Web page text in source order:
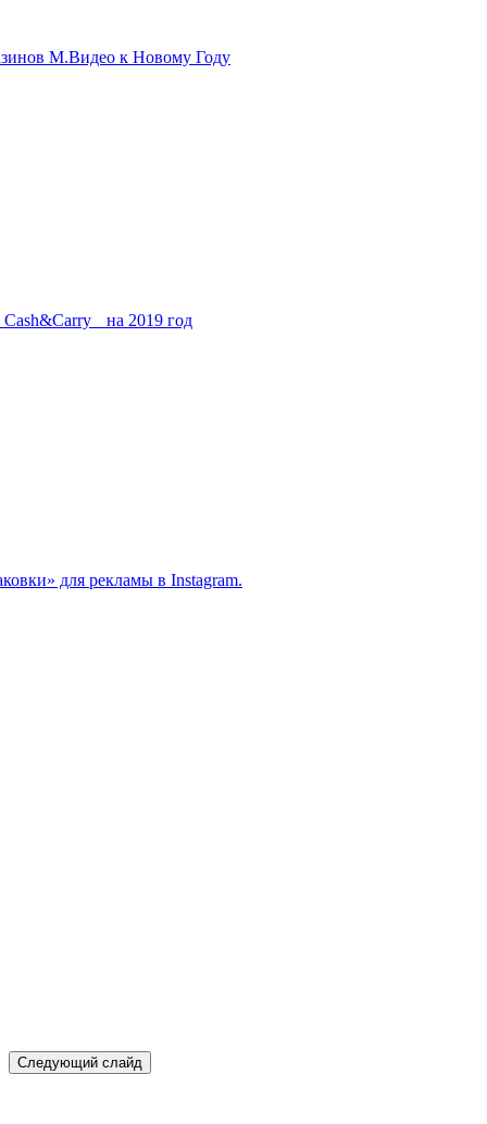
М.Видео к Новому Году
на 2019 год
для рекламы в Instagram.
Следующий слайд